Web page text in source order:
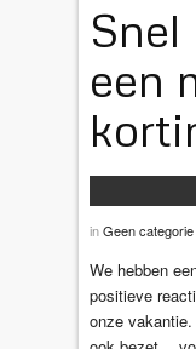
een
inGeen categorie
We hebben
positieve
onze